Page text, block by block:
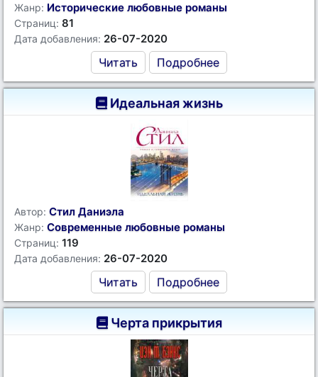
Жанр: Исторические любовные романы
Страниц: 81
Дата добавления: 26-07-2020
Читать Подробнее
Идеальная жизнь
Автор: Стил Даниэла
Жанр: Современные любовные романы
Страниц: 119
Дата добавления: 26-07-2020
Читать Подробнее
Черта прикрытия